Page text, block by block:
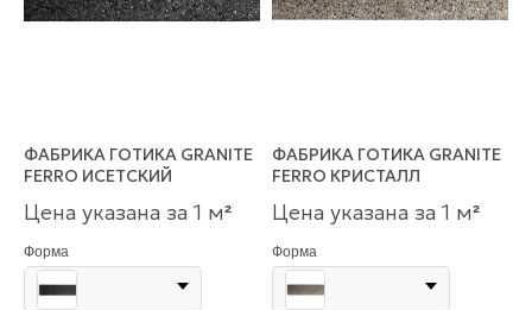
ФАБРИКА ГОТИКА GRANITE
FERRO ИСЕТСКИЙ
Цена указана за 1 м²
Форма
ФАБРИКА ГОТИКА GRANITE
FERRO КРИСТАЛЛ
Цена указана за 1 м²
Форма